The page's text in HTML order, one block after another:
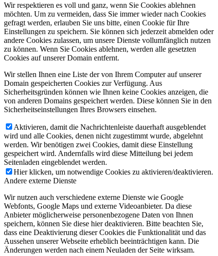
Wir respektieren es voll und ganz, wenn Sie Cookies ablehnen
möchten. Um zu vermeiden, dass Sie immer wieder nach Cookies
gefragt werden, erlauben Sie uns bitte, einen Cookie für Ihre
Einstellungen zu speichern. Sie können sich jederzeit abmelden oder
andere Cookies zulassen, um unsere Dienste vollumfänglich nutzen
zu können. Wenn Sie Cookies ablehnen, werden alle gesetzten
Cookies auf unserer Domain entfernt.
Wir stellen Ihnen eine Liste der von Ihrem Computer auf unserer
Domain gespeicherten Cookies zur Verfügung. Aus
Sicherheitsgründen können wie Ihnen keine Cookies anzeigen, die
von anderen Domains gespeichert werden. Diese können Sie in den
Sicherheitseinstellungen Ihres Browsers einsehen.
Aktivieren, damit die Nachrichtenleiste dauerhaft ausgeblendet
wird und alle Cookies, denen nicht zugestimmt wurde, abgelehnt
werden. Wir benötigen zwei Cookies, damit diese Einstellung
gespeichert wird. Andernfalls wird diese Mitteilung bei jedem
Seitenladen eingeblendet werden.
Hier klicken, um notwendige Cookies zu aktivieren/deaktivieren.
Andere externe Dienste
Wir nutzen auch verschiedene externe Dienste wie Google
Webfonts, Google Maps und externe Videoanbieter. Da diese
Anbieter möglicherweise personenbezogene Daten von Ihnen
speichern, können Sie diese hier deaktivieren. Bitte beachten Sie,
dass eine Deaktivierung dieser Cookies die Funktionalität und das
Aussehen unserer Webseite erheblich beeinträchtigen kann. Die
Änderungen werden nach einem Neuladen der Seite wirksam.